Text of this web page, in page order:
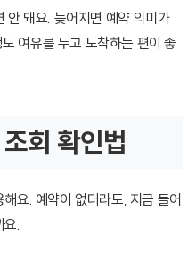
안 돼요. 늦어지면 예약 의미가
여유를 두고 도착하는 편이 좋
회 확인법
요. 예약이 없더라도, 지금 들어
요.